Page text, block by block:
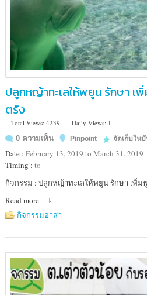
ปลูกหญ้าทะเลให้พยูน รักษา
ตรัง
Total Views: 4239
Daily Views: 1
0 ความเห็น
Pinpoint จัดเก็บใน
Date : February 13, 2019 to March 31, 2019
Timing : to
Location
ตรัง
กิจกรรม : ปลูกหญ้าทะเลให้พยูน รักษา เพิ่ม
Read more
กิจกรรมอาสา